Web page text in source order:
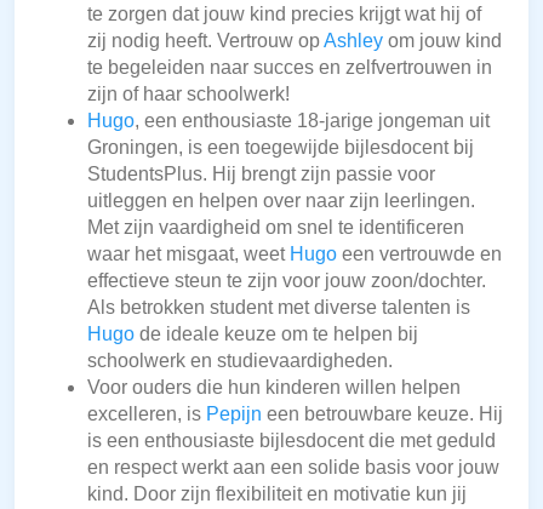
te zorgen dat jouw kind precies krijgt wat hij of
zij nodig heeft. Vertrouw opAshley om jouw kind
te begeleiden naar succes en zelfvertrouwen in
zijn of haar schoolwerk!
Hugo, een enthousiaste 18-jarige jongeman uit
Groningen, is een toegewijde bijlesdocent bij
StudentsPlus. Hij brengt zijn passie voor
uitleggen en helpen over naar zijn leerlingen.
Met zijn vaardigheid om snel te identificeren
waar het misgaat, weet Hugo een vertrouwde en
effectieve steun te zijn voor jouw zoon/dochter.
Als betrokken student met diverse talenten is
Hugo de ideale keuze om te helpen bij
schoolwerk en studievaardigheden.
Voor ouders die hun kinderen willen helpen
excelleren, is Pepijn een betrouwbare keuze. Hij
is een enthousiaste bijlesdocent die met geduld
en respect werkt aan een solide basis voor jouw
kind. Door zijn flexibiliteit en motivatie kun jij